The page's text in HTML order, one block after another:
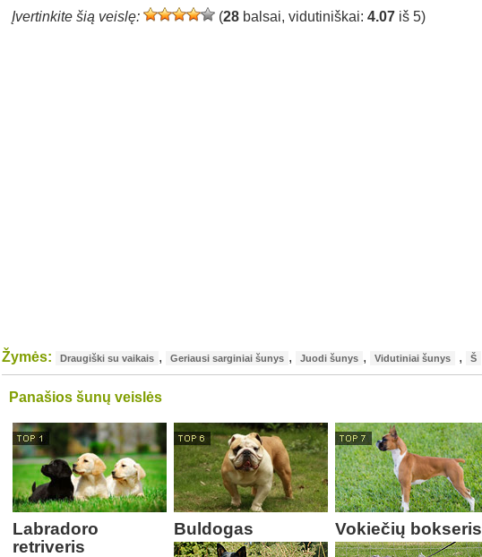
Įvertinkite šią veislę: (28 balsai, vidutiniškai:4.07 iš 5)
Žymės: Draugiški su vaikais , Geriausi sarginiai šunys , Juodi šunys , Vidutiniai šunys , Š
Panašios šunų veislės
Labradoro
retriveris
Buldogas Vokiečių bokseris